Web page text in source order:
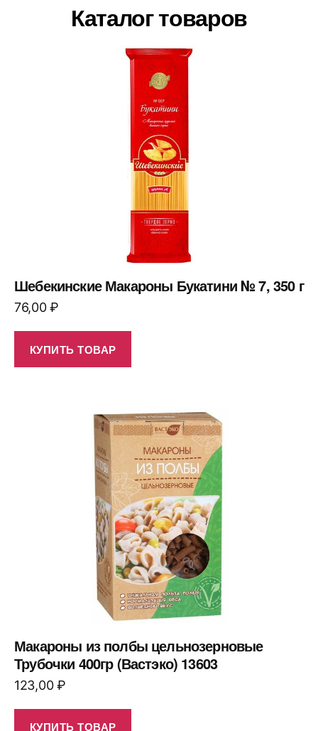
Каталог товаров
Шебекинские Макароны Букатини № 7, 350 г
76,00₽
КУПИТЬ ТОВАР
Макароны из полбы цельнозерновые
Трубочки 400гр (Вастэко) 13603
123,00₽
КУПИТЬ ТОВАР